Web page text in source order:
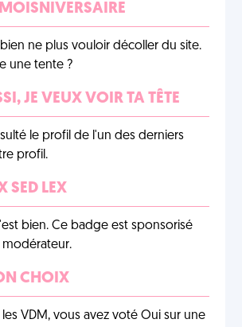
ne plus vouloir décoller du site.
une tente ?
JE VEUX VOIR TA TÊTE
le profil de l'un des derniers
profil.
SED LEX
bien. Ce badge est sponsorisé
modérateur.
CHOIX
VDM, vous avez voté Oui sur une